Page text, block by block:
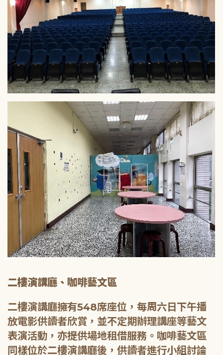
二樓演講廳、咖啡藝文區
二樓演講廳擁有548席座位，每周六日下午播
放電影供讀者欣賞，並不定期辦理講座等藝文
表演活動，亦提供場地租借服務。咖啡藝文區
同樣位於二樓演講廳後，供讀者進行小組討論